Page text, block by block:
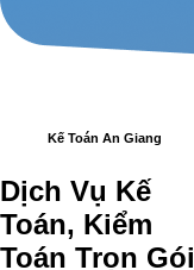
Kế Toán An Giang
Dịch Vụ Kế
Toán, Kiểm
Toán Trọn Gói